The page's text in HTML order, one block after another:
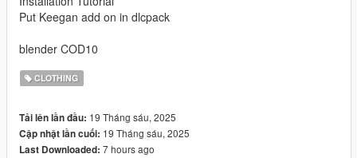
Put Keegan add on in dlcpack
blender COD10
CLOTHING
Tải lên lần đầu: 19 Tháng sáu, 2025
Cập nhật lần cuối: 19 Tháng sáu, 2025
Last Downloaded: 7 hours ago